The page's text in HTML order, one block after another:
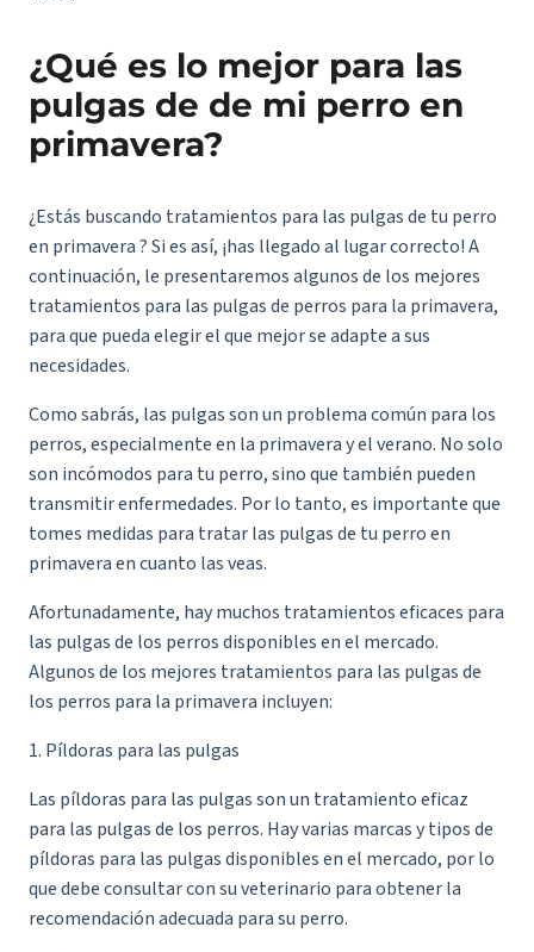
¿Qué es lo mejor para las
pulgas de de mi perro en
primavera?
¿Estás buscando tratamientos para las pulgas de tu perro
en primavera ? Si es así, ¡has llegado al lugar correcto! A
continuación, le presentaremos algunos de los mejores
tratamientos para las pulgas de perros para la primavera,
para que pueda elegir el que mejor se adapte a sus
necesidades.
Como sabrás, las pulgas son un problema común para los
perros, especialmente en la primavera y el verano. No solo
son incómodos para tu perro, sino que también pueden
transmitir enfermedades. Por lo tanto, es importante que
tomes medidas para tratar las pulgas de tu perro en
primavera en cuanto las veas.
Afortunadamente, hay muchos tratamientos eficaces para
las pulgas de los perros disponibles en el mercado.
Algunos de los mejores tratamientos para las pulgasde
los perros para la primavera incluyen:
1. Píldoras para las pulgas
Las píldoras para las pulgas son un tratamiento eficaz
para las pulgas de los perros. Hay varias marcas y tipos de
píldoras para las pulgas disponibles en el mercado, por lo
que debe consultar con su veterinario para obtener la
recomendación adecuada para su perro.